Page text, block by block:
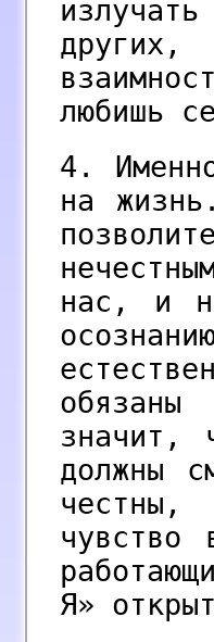
любишь
4.
на
нас, и
значит,
должны
чувство
Я»